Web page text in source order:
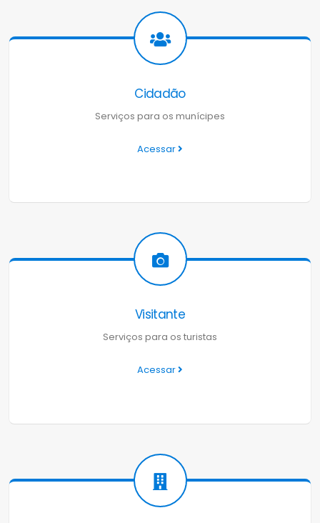
Cidadão
Serviços para os munícipes
Acessar
Visitante
Serviços para os turistas
Acessar